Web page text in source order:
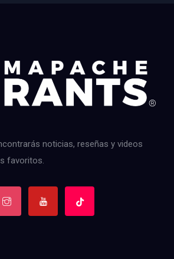
noticias, reseñas y videos
favoritos.